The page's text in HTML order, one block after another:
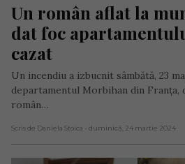
Un român aflat la
dat foc
cazat
Un incendiu a izbucnit sâmbătă, 23
departamentul Morbihan din Franța,
român…
Scris de Daniela Stoica - duminică, 24 martie 2024